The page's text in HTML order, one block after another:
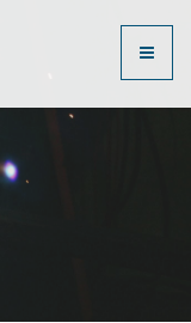
Toggle